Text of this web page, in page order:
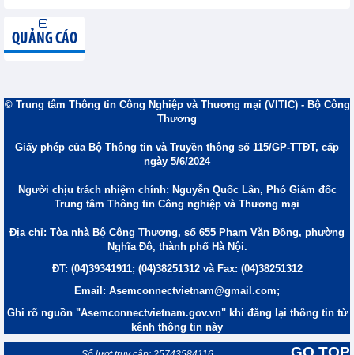
QUẢNG CÁO
© Trung tâm Thông tin Công Nghiệp và Thương mại (VITIC) - Bộ Công
Thương
Giấy phép của Bộ Thông tin và Truyền thông số 115/GP-TTĐT, cấp
ngày 5/6/2024
Người chịu trách nhiệm chính: Nguyễn Quốc Lân, Phó Giám đốc
Trung tâm Thông tin Công nghiệp và Thương mại
Địa chỉ: Tòa nhà Bộ Công Thương, số 655 Phạm Văn Đồng, phường
Nghĩa Đô, thành phố Hà Nội.
ĐT: (04)39341911; (04)38251312 và Fax: (04)38251312
Email: Asemconnectvietnam@gmail.com;
Ghi rõ nguồn "Asemconnectvietnam.gov.vn" khi đăng lại thông tin từ
kênh thông tin này